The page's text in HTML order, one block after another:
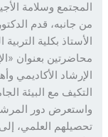
وسلامة الأجيال.
قدم الدكتور
بكلية التربية
بعنوان «الإرشاد
الأكاديمي
مع البيئة
دور المرشد
العلمي، إلى